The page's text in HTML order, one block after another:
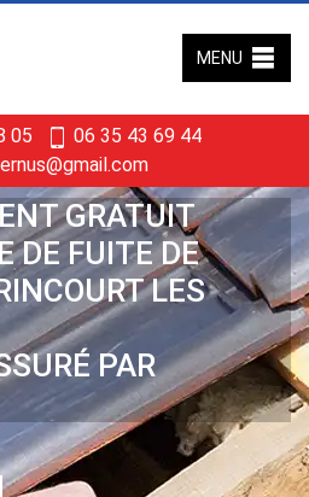
05
06 35 43 69 44
MENU
GRATUIT
DE FUITE DE
LES
PAR